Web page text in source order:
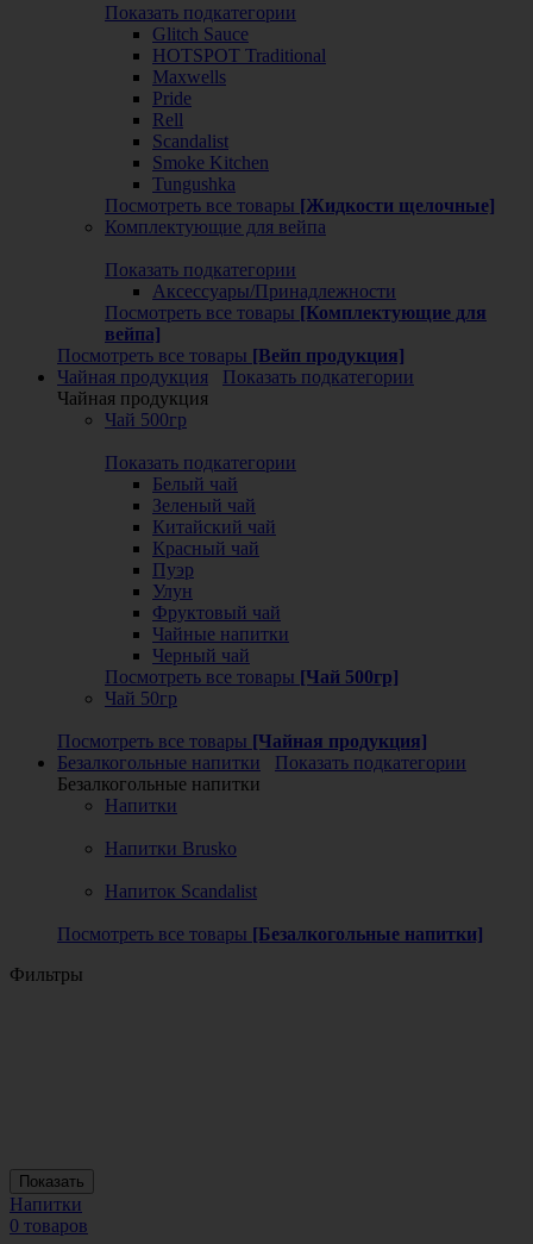
Показать подкатегории
Glitch Sauce
HOTSPOT Traditional
Maxwells
Pride
Rell
Scandalist
Smoke Kitchen
Tungushka
Посмотреть все товары [Жидкости щелочные]
Комплектующие для вейпа
Показать подкатегории
Аксессуары/Принадлежности
Посмотреть все товары [Комплектующие для
вейпа]
Посмотреть все товары [Вейп продукция]
Чайная продукция
Показать подкатегории
Чайная продукция
Чай 500гр
Показать подкатегории
Белый чай
Зеленый чай
Китайский чай
Красный чай
Пуэр
Улун
Фруктовый чай
Чайные напитки
Черный чай
Посмотреть все товары [Чай 500гр]
Чай 50гр
Посмотреть все товары [Чайная продукция]
Безалкогольные напитки
Показать подкатегории
Безалкогольные напитки
Напитки
Напитки Brusko
Напиток Scandalist
Посмотреть все товары [Безалкогольные напитки]
Фильтры
Показать
Напитки
0 товаров